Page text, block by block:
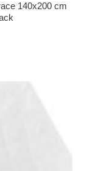
140x200 cm